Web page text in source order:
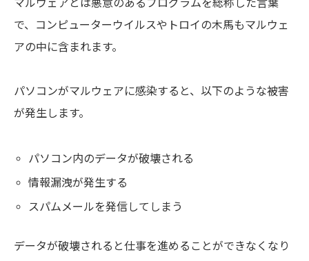
マルウェアとは悪意のあるプログラムを総称した言葉
で、コンピューターウイルスやトロイの木馬もマルウェ
アの中に含まれます。
パソコンがマルウェアに感染すると、以下のような被害
が発生します。
パソコン内のデータが破壊される
情報漏洩が発生する
スパムメールを発信してしまう
データが破壊されると仕事を進めることができなくなり